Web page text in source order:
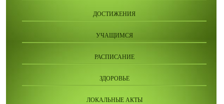
ДОСТИЖЕНИЯ
УЧАЩИМСЯ
РАСПИСАНИЕ
ЗДОРОВЬЕ
ЛОКАЛЬНЫЕ АКТЫ